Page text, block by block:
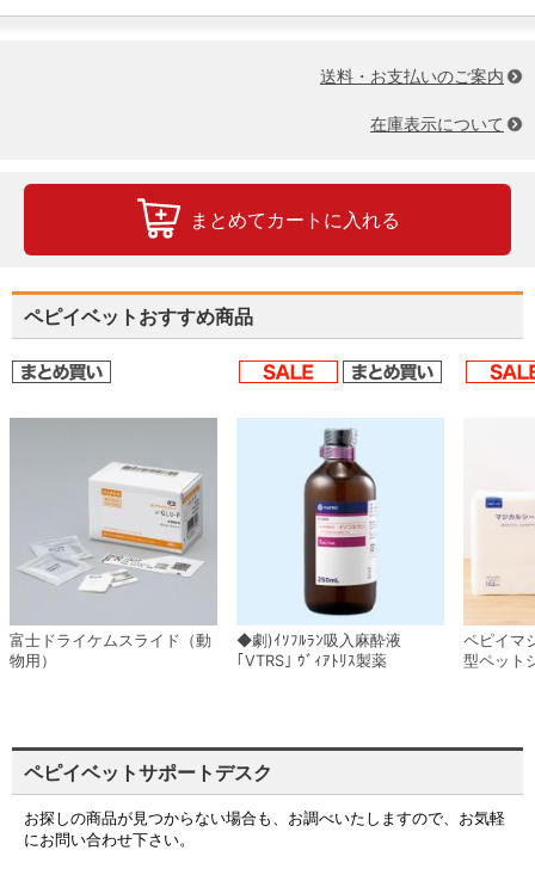
送料・お支払いのご案内
在庫表示について
まとめてカートに入れる
ペピイベットおすすめ商品
富士ドライケムスライド（動
物用）
◆劇)ｲｿﾌﾙﾗﾝ吸入麻酔液
｢VTRS｣ ｳﾞｨｱﾄﾘｽ製薬
ペピイマ
型ペット
ペピイベットサポートデスク
お探しの商品が見つからない場合も、お調べいたしますので、お気軽
にお問い合わせ下さい。